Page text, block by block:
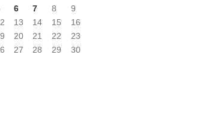
6 7 8
9
13 14 15
16
20 21 22
23
27 28 29
30